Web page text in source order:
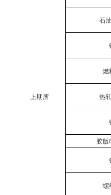
上期所
石
燃
热
胶
螺